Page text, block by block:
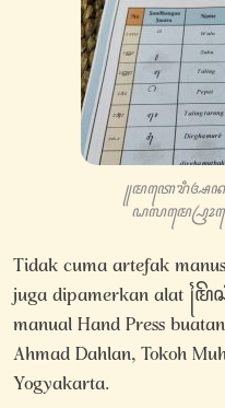
Tidak cuma artefak
juga dipamerkan alat
manual Hand Press
Ahmad Dahlan, Tokoh
Yogyakarta.